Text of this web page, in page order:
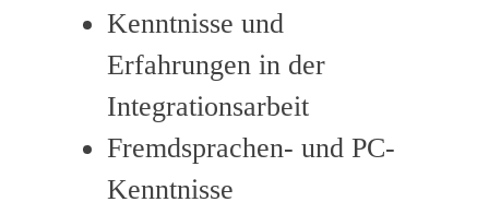
Kenntnisse und
Erfahrungen in der
Integrationsarbeit
Fremdsprachen- und PC-
Kenntnisse